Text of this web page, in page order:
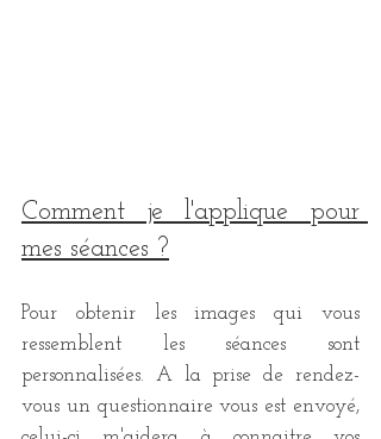
Comment je l'applique pour
mes séances ?
Pour obtenir les images qui vous
ressemblent les séances sont
personnalisées. A la prise de rendez-
vous un questionnaire vous est envoyé,